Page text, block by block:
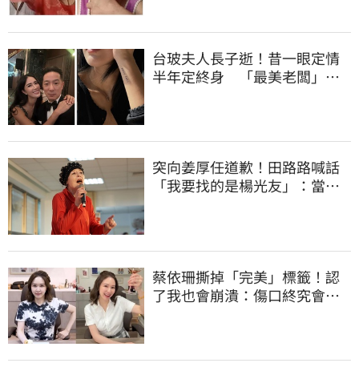
台玻夫人長子逝！昔一眼定情
半年定終身 「最美老闆」手
突向姜厚任道歉！田路路喊話
「我要找的是楊光友」：當時
蔡依珊撕掉「完美」標籤！認
了我也會崩潰：傷口終究會癒